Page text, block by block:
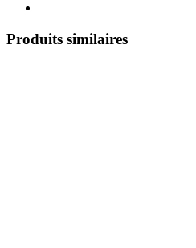
Produits similaires